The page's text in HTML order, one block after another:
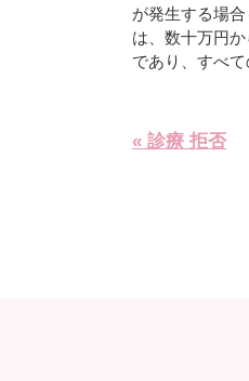
が発生する場
は、数十万円
であり、すべ
« 診療 拒否